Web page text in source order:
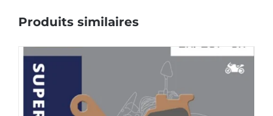
Produits similaires